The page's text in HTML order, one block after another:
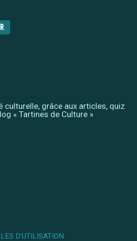
culturelle, grâce aux articles, quiz
« Tartines de Culture »
D'UTILISATION